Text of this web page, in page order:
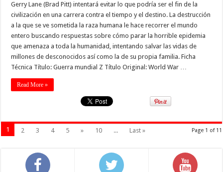
Gerry Lane (Brad Pitt) intentará evitar lo que podría ser el fin de la
civilización en una carrera contra el tiempo y el destino. La destrucción
a la que se ve sometida la raza humana le hace recorrer el mundo
entero buscando respuestas sobre cómo parar la horrible epidemia
que amenaza a toda la humanidad, intentando salvar las vidas de
millones de desconocidos así como la de su propia familia. Ficha
Técnica Título: Guerra mundial Z Título Original: World War …
Read More »
Page 1 of 11
1 2 3 4 5 » 10 ... Last »